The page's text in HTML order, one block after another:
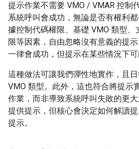
提示作業不需要 VMO / VMAR 控制
系統呼叫會成功，無論是否有權利
據控制代碼權限、基礎 VMO 類型
限等因素，自由忽略沒有意義的提
一律會成功，但提示在某些情況下可
這種做法可讓我們彈性地實作，且
VMO 類型。此外，這也符合將提示
作業，而非導致系統呼叫失敗的更
提供提示，但核心會決定如何解讀
提示。